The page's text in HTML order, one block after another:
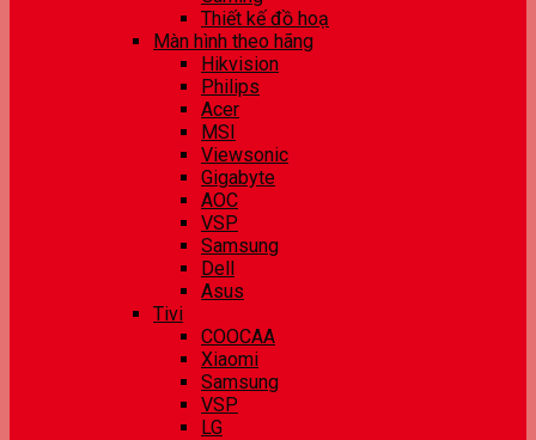
Thiết kế đồ hoạ
Màn hình theo hãng
Hikvision
Philips
Acer
MSI
Viewsonic
Gigabyte
AOC
VSP
Samsung
Dell
Asus
Tivi
COOCAA
Xiaomi
Samsung
VSP
LG